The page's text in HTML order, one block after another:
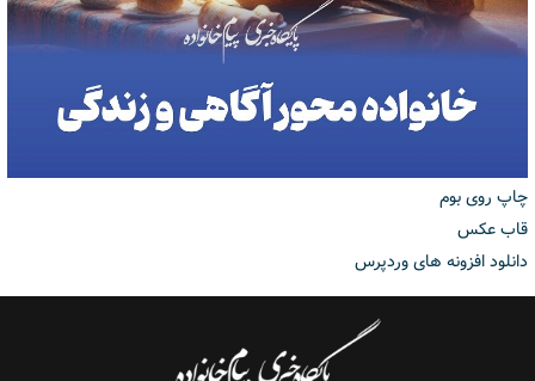
چاپ روی بوم
قاب عکس
دانلود افزونه های وردپرس